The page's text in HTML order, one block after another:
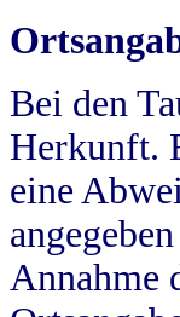
Bei den
Herkunft.
eine
Annahme